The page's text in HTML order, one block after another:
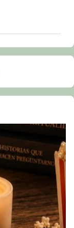
gairebé
la
2026-
viaje-